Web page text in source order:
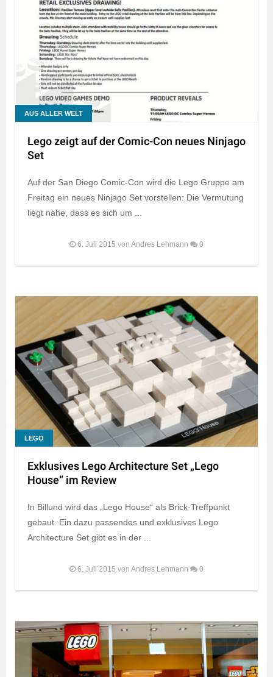
AUS ALLER WELT
Lego zeigt auf der Comic-Con neues Ninjago
Set
Auf der San Diego Comic-Con wird die Lego Gruppe am
Freitag ein neues Ninjago Set vorstellen: Die Vermutung
liegt nahe, dass es sich um ...
6. Juli 2015 von Andres Lehmann 0
LEGO
Exklusives Lego Architecture Set „Lego
House“ im Review
In Billund wird das „Lego House“ als Brick-Treffpunkt
gebaut. Ein dazu passendes und exklusives Lego
Architecture Set gibt es in der ...
6. Juli 2015 von Andres Lehmann 0